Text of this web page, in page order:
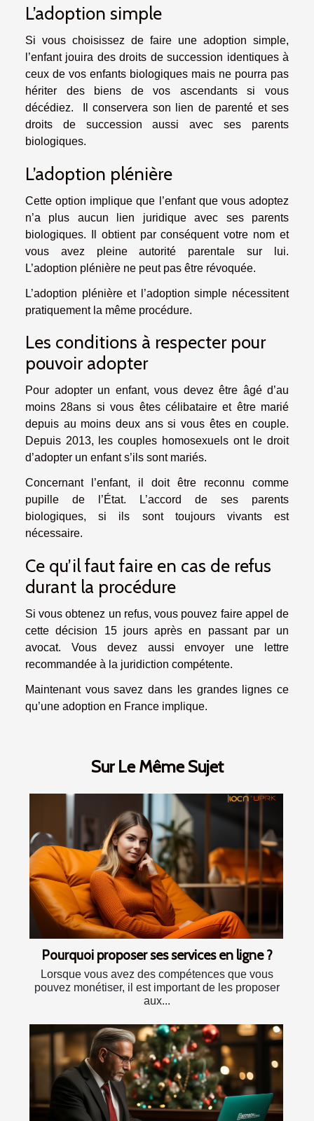
L’adoption simple
Si vous choisissez de faire une adoption simple,
l’enfant jouira des droits de succession identiques à
ceux de vos enfants biologiques mais ne pourra pas
hériter des biens de vos ascendants si vous
décédiez. Il conservera son lien de parenté et ses
droits de succession aussi avec ses parents
biologiques.
L’adoption plénière
Cette option implique que l’enfant que vous adoptez
n’a plus aucun lien juridique avec ses parents
biologiques. Il obtient par conséquent votre nom et
vous avez pleine autorité parentale sur lui.
L’adoption plénière ne peut pas être révoquée.
L’adoption plénière et l’adoption simple nécessitent
pratiquement la même procédure.
Les conditions à respecter pour
pouvoir adopter
Pour adopter un enfant, vous devez être âgé d’au
moins 28ans si vous êtes célibataire et être marié
depuis au moins deux ans si vous êtes en couple.
Depuis 2013, les couples homosexuels ont le droit
d’adopter un enfant s’ils sont mariés.
Concernant l’enfant, il doit être reconnu comme
pupille de l’État. L’accord de ses parents
biologiques, si ils sont toujours vivants est
nécessaire.
Ce qu’il faut faire en cas de refus
durant la procédure
Si vous obtenez un refus, vous pouvez faire appel de
cette décision 15 jours après en passant par un
avocat. Vous devez aussi envoyer une lettre
recommandée à la juridiction compétente.
Maintenant vous savez dans les grandes lignes ce
qu’une adoption en France implique.
Sur Le Même Sujet
Pourquoi proposer ses services en ligne ?
Lorsque vous avez des compétences que vous
pouvez monétiser, il est important de les proposer
aux...